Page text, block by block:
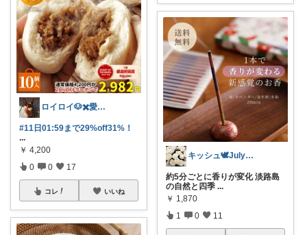
ロイロイ🐶✖️愛犬家
#11日01:59まで29%off31%！
...
￥ 4,200
0 0 17
コレ いいね
キッシュ🕊July感謝♡ㅅ˘︶˘𓃭
約5分ごとに香りが変化 淡路島
の自然と四季 ...
￥ 1,870
1 0 11